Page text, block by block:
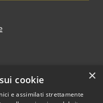
×
cookie
e assimilati strettamente